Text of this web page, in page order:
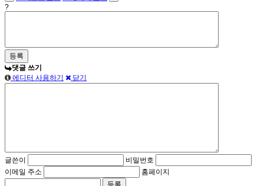
?
댓글 쓰기
에디터 사용하기
닫기
글쓴이
비밀번호
이메일 주소
홈페이지